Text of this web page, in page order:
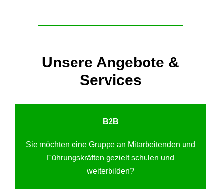
Unsere Angebote &
Services
B2B
Sie möchten eine Gruppe an Mitarbeitenden und
Führungskräften gezielt schulen und
weiterbilden?